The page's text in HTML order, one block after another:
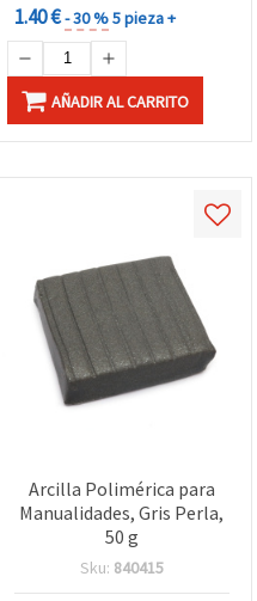
1.40 €- 30 %5 pieza +
AÑADIR AL CARRITO
Arcilla Polimérica para
Manualidades, Gris Perla,
50 g
Sku: 840415